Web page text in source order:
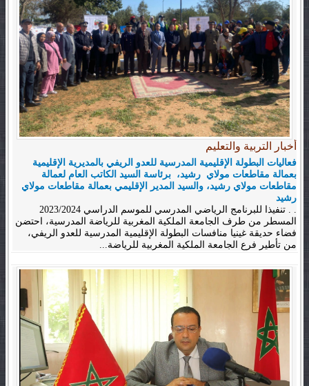
أخبار التربية والتعليم
فعاليات البطولة الإقليمية المدرسية للعدو الريفي بالمديرية الإقليمية
بعمالة مقاطعات مولاي رشيد، برئاسة السيد الكاتب العام لعمالة
مقاطعات مولاي رشيد، والسيد المدير الإقليمي بعمالة مقاطعات مولاي
رشيد
. . تنفيذا للبرنامج الرياضي المدرسي للموسم الدراسي 2023/2024
المسطر من طرف الجامعة الملكية المغربية للرياضة المدرسية، احتضن
فضاء حديقة غينيا منافسات البطولة الإقليمية المدرسية للعدو الريفي،
من تأطير فرع الجامعة الملكية المغربية للرياضة...